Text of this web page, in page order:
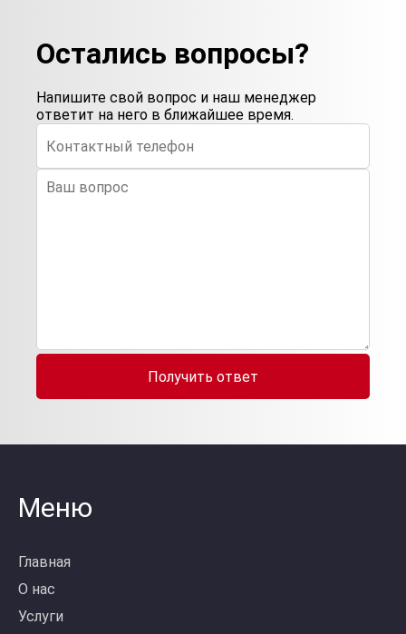
Остались вопросы?
Напишите свой вопрос и наш менеджер
ответит на него в ближайшее время.
Получить ответ
Меню
Главная
О нас
Услуги